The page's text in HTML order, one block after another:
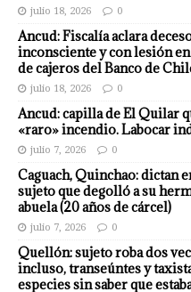
julio 18, 2026 0
Ancud: Fiscalía aclara
inconsciente y con lesión
de cajeros del Banco de
julio 18, 2026 0
Ancud: capilla de El Quilar
«raro» incendio. Labocar
julio 7, 2026 0
Caguach, Quinchao: dictan
sujeto que degolló a su
abuela (20 años de cárcel)
julio 7, 2026 0
Quellón: sujeto roba dos
incluso, transeúntes y
especies sin saber que